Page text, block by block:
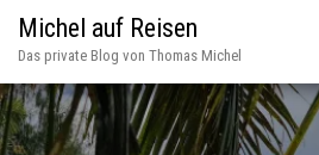
Michel auf Reisen
Das private Blog von Thomas Michel